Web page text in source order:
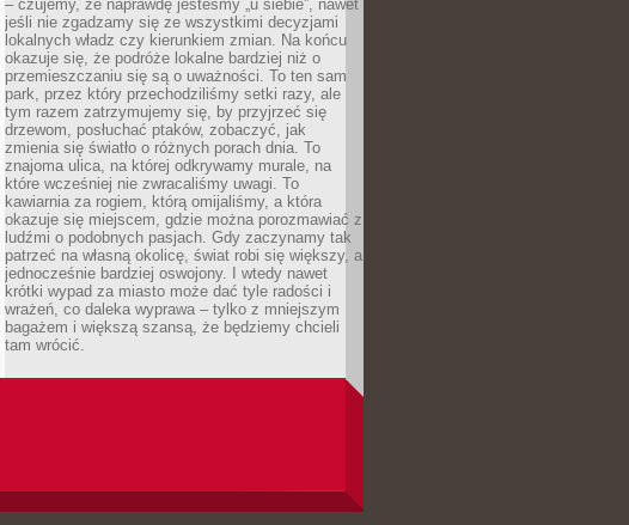
– czujemy, że naprawdę jesteśmy „u siebie”, nawet
jeśli nie zgadzamy się ze wszystkimi decyzjami
lokalnych władz czy kierunkiem zmian. Na końcu
okazuje się, że podróże lokalne bardziej niż o
przemieszczaniu się są o uważności. To ten sam
park, przez który przechodziliśmy setki razy, ale
tym razem zatrzymujemy się, by przyjrzeć się
drzewom, posłuchać ptaków, zobaczyć, jak
zmienia się światło o różnych porach dnia. To
znajoma ulica, na której odkrywamy murale, na
które wcześniej nie zwracaliśmy uwagi. To
kawiarnia za rogiem, którą omijaliśmy, a która
okazuje się miejscem, gdzie można porozmawiać z
ludźmi o podobnych pasjach. Gdy zaczynamy tak
patrzeć na własną okolicę, świat robi się większy, a
jednocześnie bardziej oswojony. I wtedy nawet
krótki wypad za miasto może dać tyle radości i
wrażeń, co daleka wyprawa – tylko z mniejszym
bagażem i większą szansą, że będziemy chcieli
tam wrócić.